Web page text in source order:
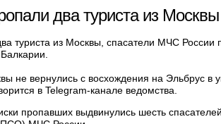
два туриста из Москвы
туриста из Москвы, спасатели МЧС
не вернулись с восхождения на Эльбрус
в Telegram-канале ведомства.
пропавших выдвинулись шесть